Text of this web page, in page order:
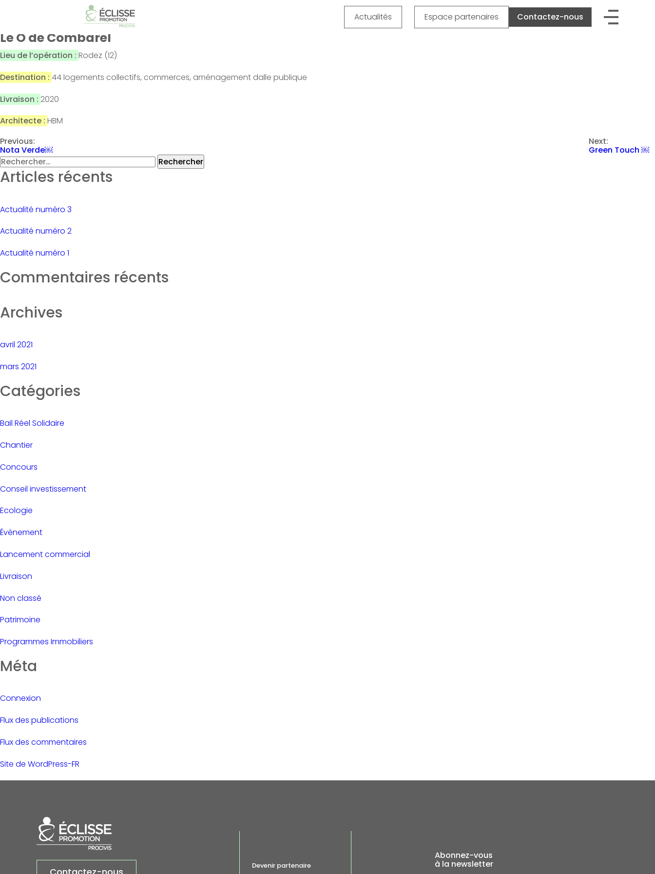
Actualités Espace partenaires Contactez-nous
Le O de Combarel￼
Le O de Combarel
Lieu de l’opération : Rodez (12)
Destination : 44 logements collectifs, commerces, aménagement dalle publique
Livraison : 2020
Architecte : HBM
Navigation
de
l’article
Previous:
Nota Verde￼
Next:
Green Touch ￼
Rechercher :
Articles récents
Actualité numéro 3
Actualité numéro 2
Actualité numéro 1
Commentaires récents
Archives
avril 2021
mars 2021
Catégories
Bail Réel Solidaire
Chantier
Concours
Conseil investissement
Ecologie
Évènement
Lancement commercial
Livraison
Non classé
Patrimoine
Programmes Immobiliers
Méta
Connexion
Flux des publications
Flux des commentaires
Site de WordPress-FR
Devenir partenaire
Abonnez-vous
à la newsletter